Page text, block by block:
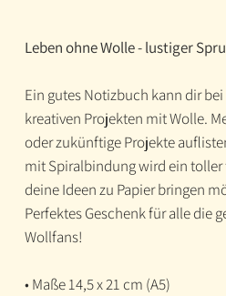
Leben ohne Wolle - lustiger
Ein gutes Notizbuch kann dir
kreativen Projekten mit Wolle.
oder zukünftige Projekte
mit Spiralbindung wird ein
deine Ideen zu Papier bringen
Perfektes Geschenk für alle die
Wollfans!
• Maße 14,5 x 21 cm (A5)